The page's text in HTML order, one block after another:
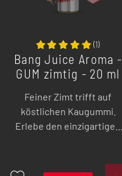
(1)
Bang Juice Aroma -
GUM zimtig - 20 ml
Feiner Zimt trifft auf
köstlichen Kaugummi.
Erlebe den einzigartigen
würzig.